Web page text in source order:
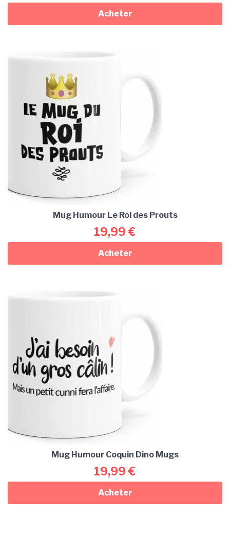
Acheter
Mug Humour Le Roi des Prouts
19,99 €
Acheter
Mug Humour Coquin Dino Mugs
19,99 €
Acheter